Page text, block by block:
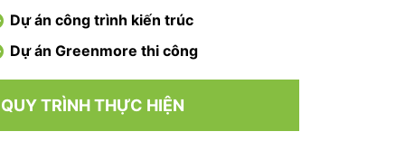
Dự án công trình kiến trúc
Dự án Greenmore thi công
QUY TRÌNH THỰC HIỆN